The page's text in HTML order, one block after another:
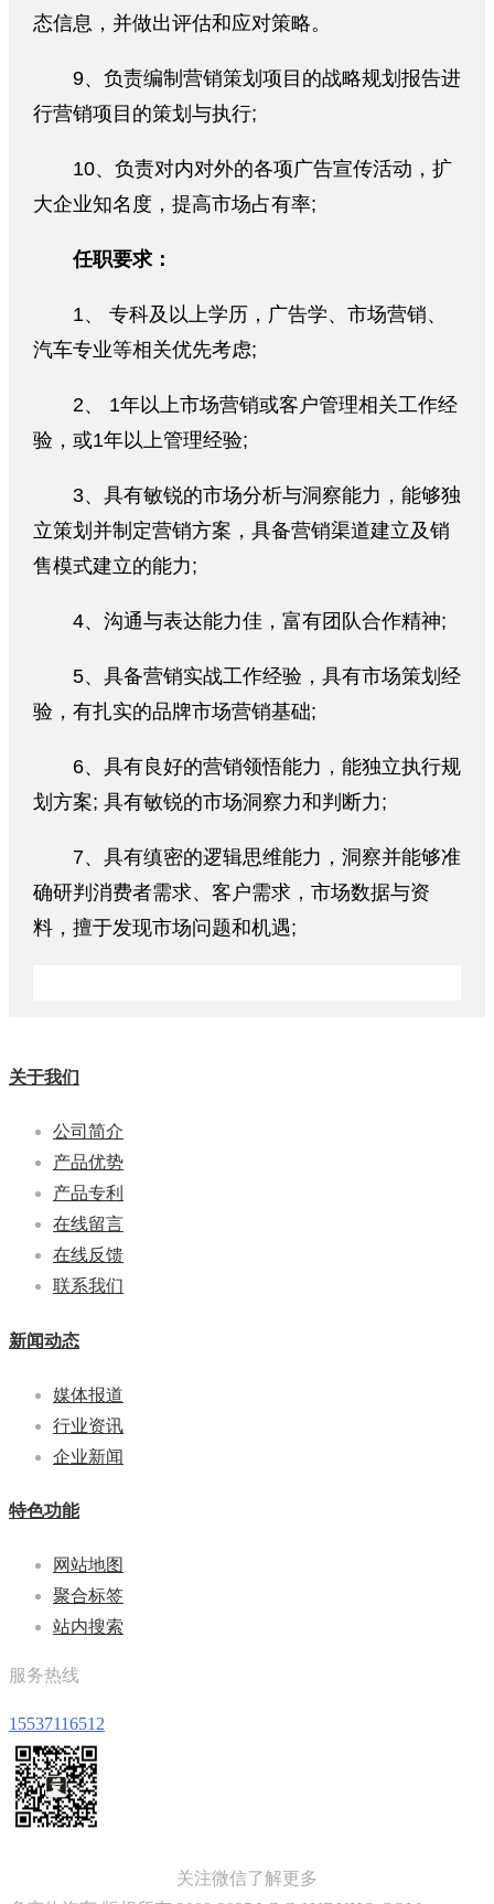
态信息，并做出评估和应对策略。
9、负责编制营销策划项目的战略规划报告进
行营销项目的策划与执行;
10、负责对内对外的各项广告宣传活动，扩
大企业知名度，提高市场占有率;
任职要求：
1、 专科及以上学历，广告学、市场营销、
汽车专业等相关优先考虑;
2、 1年以上市场营销或客户管理相关工作经
验，或1年以上管理经验;
3、具有敏锐的市场分析与洞察能力，能够独
立策划并制定营销方案，具备营销渠道建立及销
售模式建立的能力;
4、沟通与表达能力佳，富有团队合作精神;
5、具备营销实战工作经验，具有市场策划经
验，有扎实的品牌市场营销基础;
6、具有良好的营销领悟能力，能独立执行规
划方案; 具有敏锐的市场洞察力和判断力;
7、具有缜密的逻辑思维能力，洞察并能够准
确研判消费者需求、客户需求，市场数据与资
料，擅于发现市场问题和机遇;
关于我们
公司简介
产品优势
产品专利
在线留言
在线反馈
联系我们
新闻动态
媒体报道
行业资讯
企业新闻
特色功能
网站地图
聚合标签
站内搜索
服务热线
15537116512
关注微信了解更多